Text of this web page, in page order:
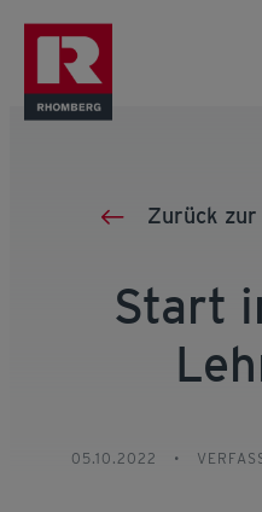
Zurück
Start
05.10.2022 •